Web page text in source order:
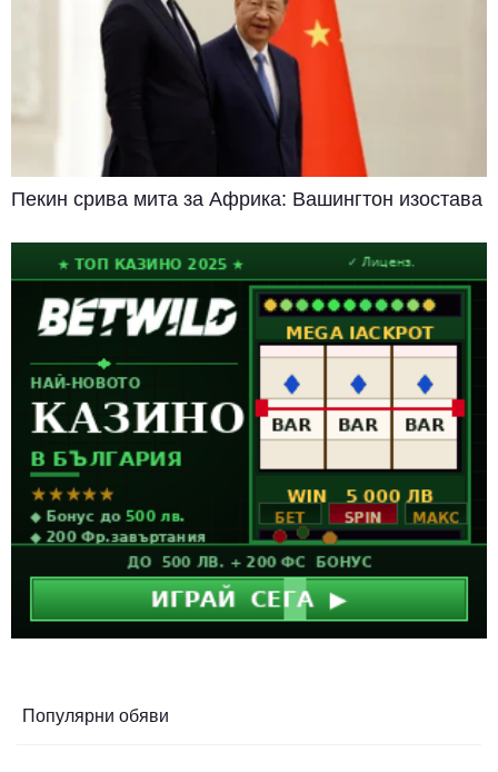
Пекин срива мита за Африка: Вашингтон изостава
Популярни обяви